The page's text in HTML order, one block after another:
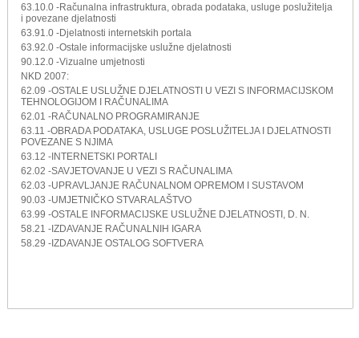
63.10.0 -Računalna infrastruktura, obrada podataka, usluge poslužitelja
i povezane djelatnosti
63.91.0 -Djelatnosti internetskih portala
63.92.0 -Ostale informacijske uslužne djelatnosti
90.12.0 -Vizualne umjetnosti
NKD 2007:
62.09 -OSTALE USLUŽNE DJELATNOSTI U VEZI S INFORMACIJSKOM
TEHNOLOGIJOM I RAČUNALIMA
62.01 -RAČUNALNO PROGRAMIRANJE
63.11 -OBRADA PODATAKA, USLUGE POSLUŽITELJA I DJELATNOSTI
POVEZANE S NJIMA
63.12 -INTERNETSKI PORTALI
62.02 -SAVJETOVANJE U VEZI S RAČUNALIMA
62.03 -UPRAVLJANJE RAČUNALNOM OPREMOM I SUSTAVOM
90.03 -UMJETNIČKO STVARALAŠTVO
63.99 -OSTALE INFORMACIJSKE USLUŽNE DJELATNOSTI, D. N.
58.21 -IZDAVANJE RAČUNALNIH IGARA
58.29 -IZDAVANJE OSTALOG SOFTVERA